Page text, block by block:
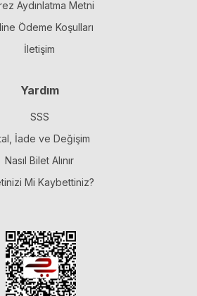
Aydınlatma Metni
Ödeme Koşulları
İletişim
Yardım
SSS
İade ve Değişim
Nasıl Bilet Alınır
Mi Kaybettiniz?